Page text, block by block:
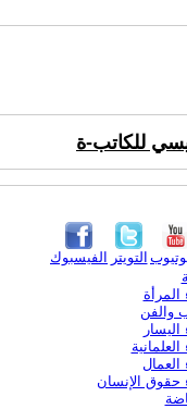
للكاتب-ة
الفيسبوك التويتر
المرأة
والفن
اليسار
العلمانية
العمال
حقوق الإنسان